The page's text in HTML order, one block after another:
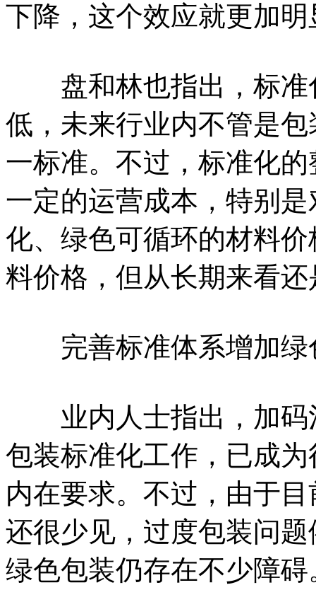
下降，这个效应就更加明
盘和林也指出，标准
低，未来行业内不管是
一标准。不过，标准化
一定的运营成本，特别
化、绿色可循环的材料
料价格，但从长期来看
完善标准体系增加绿
业内人士指出，加码
包装标准化工作，已成
内在要求。不过，由于
还很少见，过度包装问
绿色包装仍存在不少障碍